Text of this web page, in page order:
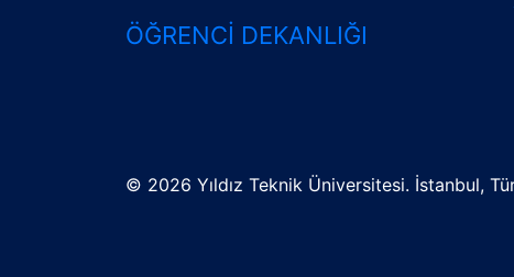
ÖĞRENCI DEKANLIĞI
© 2026 Yıldız Teknik Üniversitesi. İstanbul,